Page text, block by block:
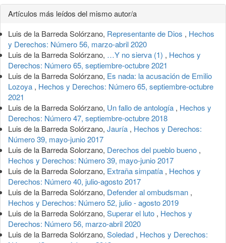
Detalles
del
artículo
Artículos más leídos del mismo autor/a
Luis de la Barreda Solórzano, Representante de Dios , Hechos
y Derechos: Número 56, marzo-abril 2020
Luis de la Barreda Solórzano, …Y no sierva (1) , Hechos y
Derechos: Número 65, septiembre-octubre 2021
Luis de la Barreda Solórzano, Es nada: la acusación de Emilio
Lozoya , Hechos y Derechos: Número 65, septiembre-octubre
2021
Luis de la Barreda Solórzano, Un fallo de antología , Hechos y
Derechos: Número 47, septiembre-octubre 2018
Luis de la Barreda Solórzano, Jauría , Hechos y Derechos:
Número 39, mayo-junio 2017
Luis de la Barreda Solorzano, Derechos del pueblo bueno ,
Hechos y Derechos: Número 39, mayo-junio 2017
Luis de la Barreda Solorzano, Extraña simpatía , Hechos y
Derechos: Número 40, julio-agosto 2017
Luis de la Barreda Solórzano, Defender al ombudsman ,
Hechos y Derechos: Número 52, julio - agosto 2019
Luis de la Barreda Solórzano, Superar el luto , Hechos y
Derechos: Número 56, marzo-abril 2020
Luis de la Barreda Solórzano, Soledad , Hechos y Derechos: